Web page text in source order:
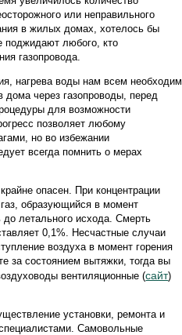
или неправильного
в жилых домах, хотелось бы
поджидают любого, кто
газопровода.
нагрева воды нам всем необходим
дома через газопроводы, перед
для возможности
позволяет любому
но во избежании
всегда помнить о мерах
опасен. При концентрации
образующийся в момент
до летального исхода. Смерть
0,1%. Несчастные случаи
воздуха в момент горения
за состоянием вытяжки, тогда вы
вентиляционные (сайт)
установки, ремонта и
Самовольные